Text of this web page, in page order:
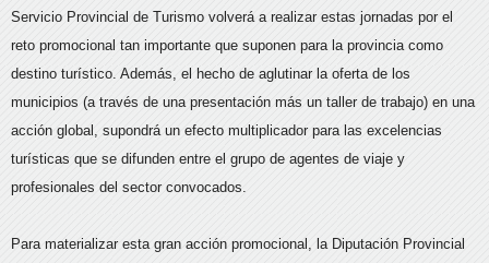
Servicio Provincial de Turismo volverá a realizar estas jornadas por el
reto promocional tan importante que suponen para la provincia como
destino turístico. Además, el hecho de aglutinar la oferta de los
municipios (a través de una presentación más un taller de trabajo) en una
acción global, supondrá un efecto multiplicador para las excelencias
turísticas que se difunden entre el grupo de agentes de viaje y
profesionales del sector convocados.
Para materializar esta gran acción promocional, la Diputación Provincial